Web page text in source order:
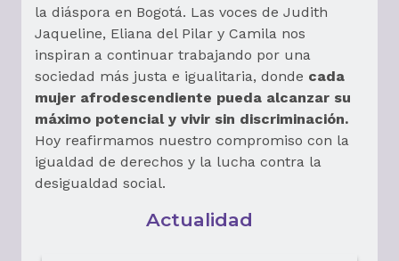
la diáspora en Bogotá. Las voces de Judith
Jaqueline, Eliana del Pilar y Camila nos
inspiran a continuar trabajando por una
sociedad más justa e igualitaria, donde cada
mujer afrodescendiente pueda alcanzar su
máximo potencial y vivir sin discriminación.
Hoy reafirmamos nuestro compromiso con la
igualdad de derechos y la lucha contra la
desigualdad social.
Actualidad